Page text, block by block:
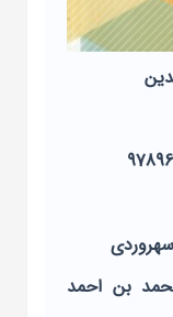
بن احمد